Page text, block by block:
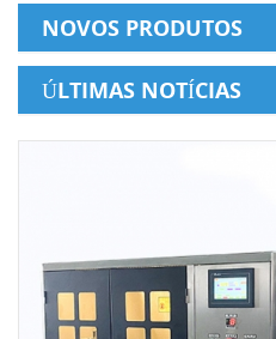
NOVOS PRODUTOS
ÚLTIMAS NOTÍCIAS